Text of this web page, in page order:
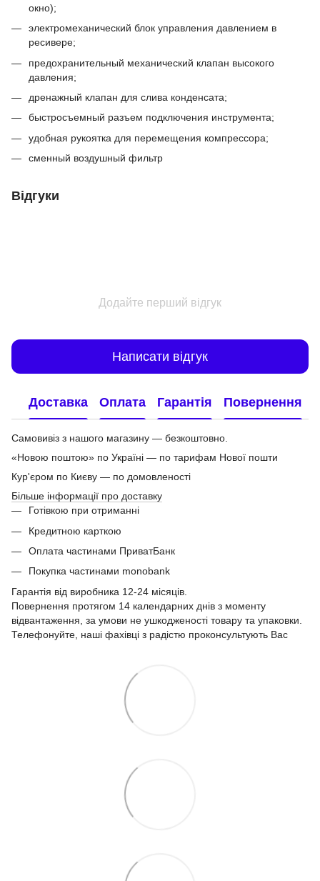
окно);
электромеханический блок управления давлением в
ресивере;
предохранительный механический клапан высокого
давления;
дренажный клапан для слива конденсата;
быстросъемный разъем подключения инструмента;
удобная рукоятка для перемещения компрессора;
сменный воздушный фильтр
Відгуки
Додайте перший відгук
Написати відгук
Доставка Оплата Гарантія Повернення
Самовивіз з нашого магазину — безкоштовно.
«Новою поштою» по Україні — по тарифам Нової пошти
Кур'єром по Києву — по домовленості
Більше інформації про доставку
Готівкою при отриманні
Кредитною карткою
Оплата частинами ПриватБанк
Покупка частинами monobank
Гарантія від виробника 12-24 місяців.
Повернення протягом 14 календарних днів з моменту
відвантаження, за умови не ушкодженості товару та упаковки.
Телефонуйте, наші фахівці з радістю проконсультують Вас